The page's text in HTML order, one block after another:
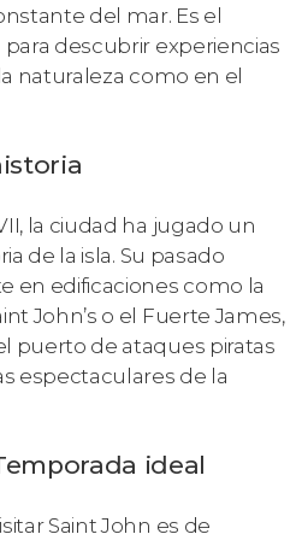
del mar. Es el
descubrir experiencias
naturaleza como en el
la ciudad ha jugado un
de la isla. Su pasado
en edificaciones como la
John’s o el Fuerte James,
puerto de ataques piratas
espectaculares de la
ideal
Saint John es de